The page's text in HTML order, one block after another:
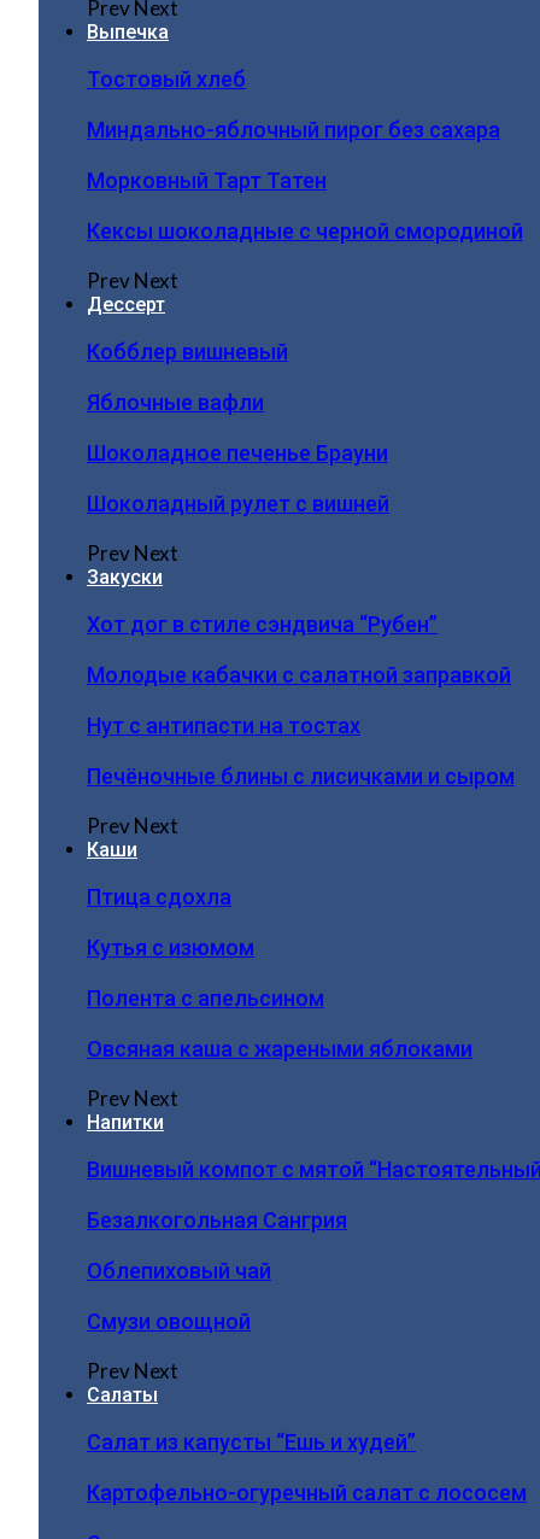
PrevNext
Выпечка
Тостовый хлеб
Миндально-яблочный пирог без сахара
Морковный Тарт Татен
Кексы шоколадные с черной смородиной
PrevNext
Дессерт
Кобблер вишневый
Яблочные вафли
Шоколадное печенье Брауни
Шоколадный рулет с вишней
PrevNext
Закуски
Хот дог в стиле сэндвича “Рубен”
Молодые кабачки с салатной заправкой
Нут с антипасти на тостах
Печёночные блины с лисичками и сыром
PrevNext
Каши
Птица сдохла
Кутья с изюмом
Полента с апельсином
Овсяная каша с жареными яблоками
PrevNext
Напитки
Вишневый компот с мятой
Безалкогольная Сангрия
Облепиховый чай
Смузи овощной
PrevNext
Салаты
Салат из капусты “Ешь и худей”
Картофельно-огуречный салат с лососем